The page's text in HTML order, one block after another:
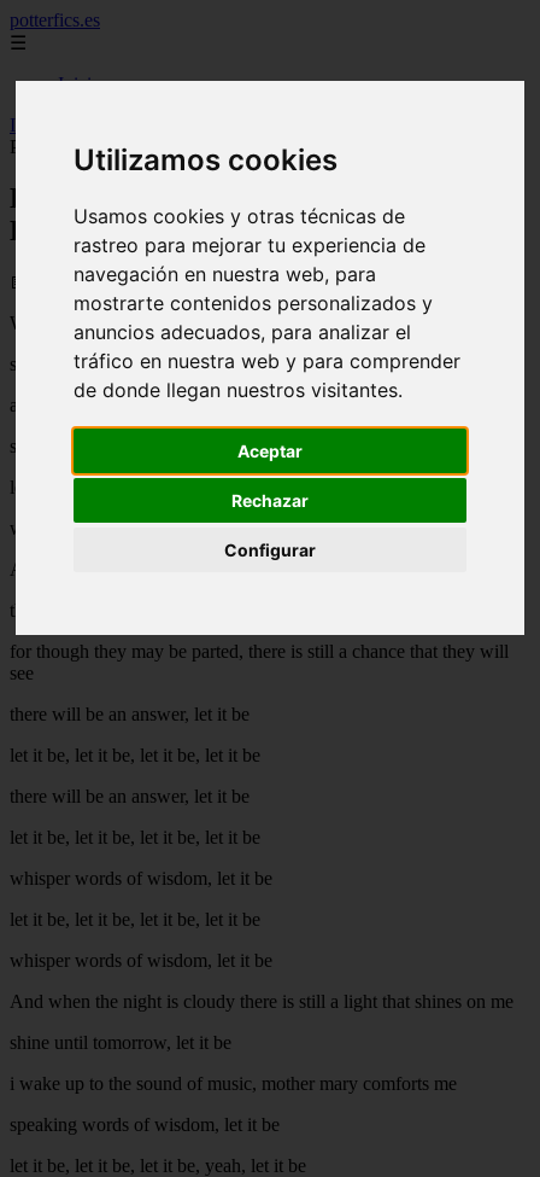
Utilizamos cookies
Usamos cookies y otras técnicas de
rastreo para mejorar tu experiencia de
navegación en nuestra web, para
mostrarte contenidos personalizados y
anuncios adecuados, para analizar el
tráfico en nuestra web y para comprender
de donde llegan nuestros visitantes.
Aceptar
Rechazar
Configurar
potterfics.es
☰
Inicio
Inicio
Potter
Let it be-Los Beatles la serie - Fanfics de
Harry Potter
📅 06/08/2025
When i find myself in times of trouble, mother mary comes to me
speaking words of wisdom, let it be
and in my hour of darkness she is standing right in front of me
speaking words of wisdom, let it be
let it be, let it be, let it be, let it be
whisper words of wisdom, let it be
And when the broken hearted people living in the world agree
there will be an answer, let it be
for though they may be parted, there is still a chance that they will
see
there will be an answer, let it be
let it be, let it be, let it be, let it be
there will be an answer, let it be
let it be, let it be, let it be, let it be
whisper words of wisdom, let it be
let it be, let it be, let it be, let it be
whisper words of wisdom, let it be
And when the night is cloudy there is still a light that shines on me
shine until tomorrow, let it be
i wake up to the sound of music, mother mary comforts me
speaking words of wisdom, let it be
let it be, let it be, let it be, yeah, let it be